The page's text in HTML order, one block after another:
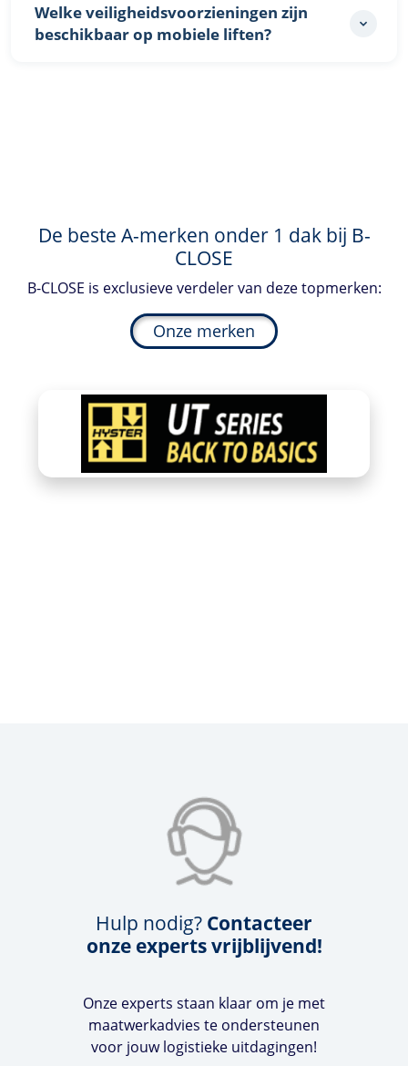
Welke veiligheidsvoorzieningen zijn
beschikbaar op mobiele liften?
De beste A-merken onder 1 dak bij B-
CLOSE
B-CLOSE is exclusieve verdeler van deze topmerken:
Onze merken
Hulp nodig? Contacteer
onze experts vrijblijvend!
Onze experts staan klaar om je met
maatwerkadvies te ondersteunen
voor jouw logistieke uitdagingen!